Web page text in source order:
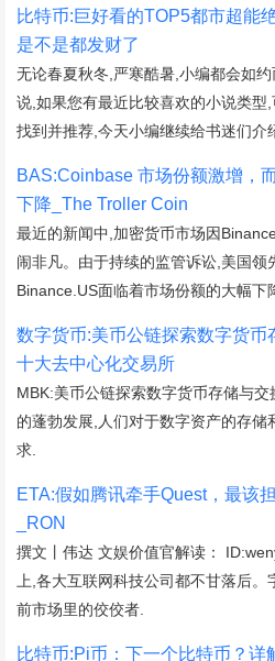
比特币:巨好看的TOP5都市超能
是不是都发财了
无论春夏秋冬,严寒酷暑,小编都会如
说,如果您有最近比较喜欢的小说类型
找到并推荐,今天小编继续给书迷们介
BAS:Coinbase 市场份额激增，
下降_The Troller Coin
最近的新闻中,加密货币市场因
闹非凡。由于持续的监管诉讼,美国领
Binance.US面临着市场份额的大幅下
数字货币:美币公链探索数字货币
十大去中心化交易所
MBK:美币公链探索数字货币存储与
的蓬勃发展,人们对于数字资产的存储
求.
ETA:假如腾讯牵手Quest，最该
_RON
撰文丨伟达 文娱价值官解读：
上,各大互联网科技公司都不甘落后
前市场里的佼佼者.
比特币:Pi币：下一个比特币？详